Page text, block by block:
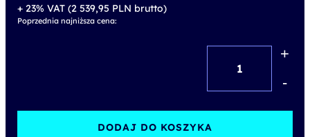
+ 23% VAT (2 539,95 PLN brutto)
Poprzednia najniższa cena:
Processes
+
-
DODAJ DO KOSZYKA